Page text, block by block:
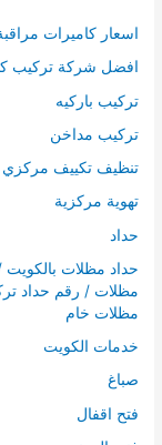
اسعار كاميرات
افضل شركة تركيب
تركيب باركيه
تركيب مداخن
تنظيف تكييف مركزي
تهوية مركزية
حداد
مظلات / رقم حداد
مظلات خام
خدمات الكويت
صباغ
فتح اقفال